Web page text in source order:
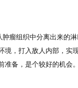
瘤组织中分离出来的
境，打入敌人内部，
备，是个较好的机会。